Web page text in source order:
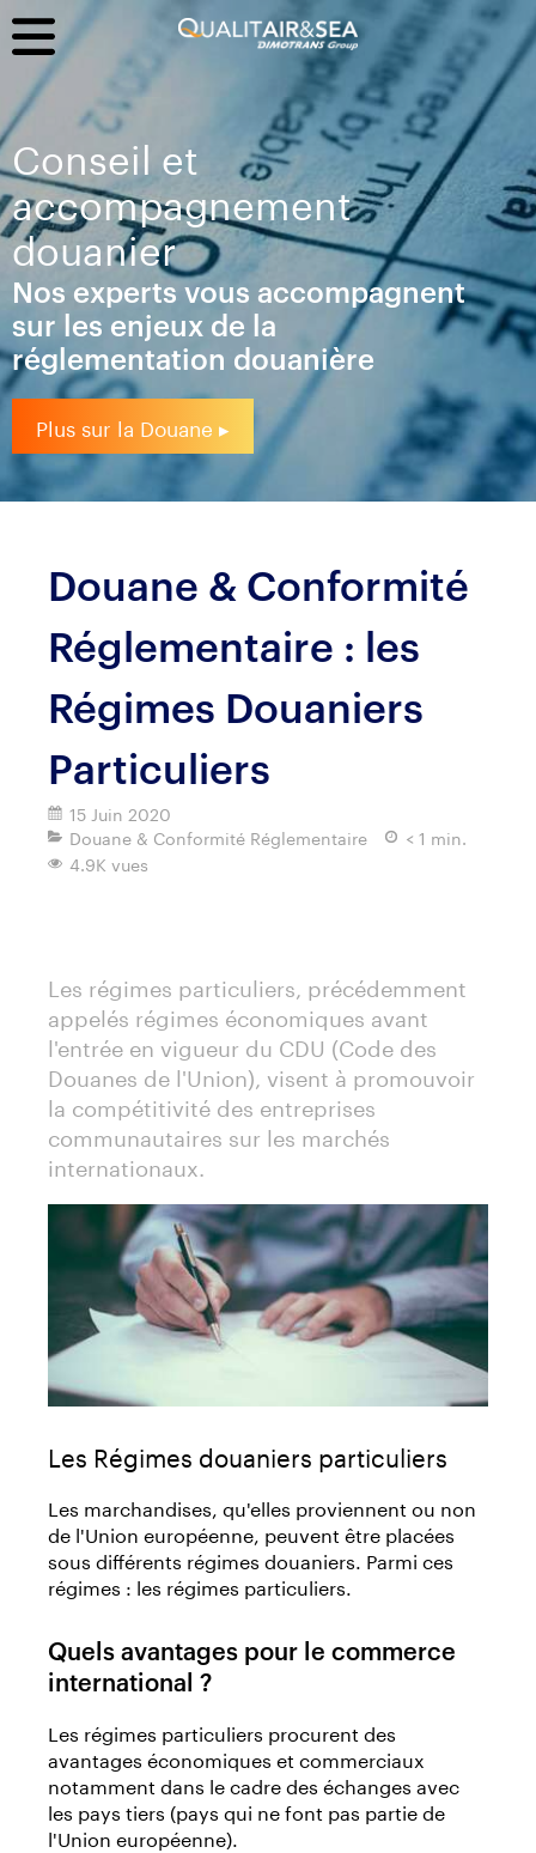
Conseil et
accompagnement
douanier
Nos experts vous accompagnent
sur les enjeux de la
réglementation douanière
Plus sur la Douane ▸
Douane & Conformité
Réglementaire : les
Régimes Douaniers
Particuliers
15 Juin 2020
Douane & Conformité Réglementaire
< 1 min.
4.9K vues
Les régimes particuliers, précédemment
appelés régimes économiques avant
l'entrée en vigueur du CDU (Code des
Douanes de l'Union), visent à promouvoir
la compétitivité des entreprises
communautaires sur les marchés
internationaux.
Les Régimes douaniers particuliers
Les marchandises, qu'elles proviennent ou non
de l'Union européenne, peuvent être placées
sous différents régimes douaniers. Parmi ces
régimes : les régimes particuliers.
Quels avantages pour le commerce
international ?
Les régimes particuliers procurent des
avantages économiques et commerciaux
notamment dans le cadre des échanges avec
les pays tiers (pays qui ne font pas partie de
l'Union européenne).